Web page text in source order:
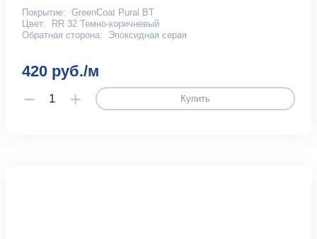
Покрытие: GreenCoat Pural BT
Цвет:
RR 32 Темно-коричневый
Обратная сторона:
Эпоксидная серая
420 руб./м
Купить